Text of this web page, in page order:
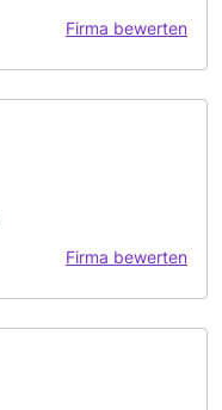
Firma bewerten
Firma bewerten